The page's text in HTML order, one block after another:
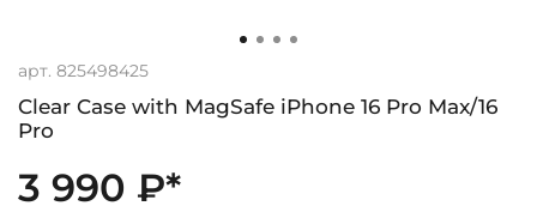
арт. 825498425
Clear Case with MagSafe iPhone 16 Pro Max/16
Pro
3 990 ₽*